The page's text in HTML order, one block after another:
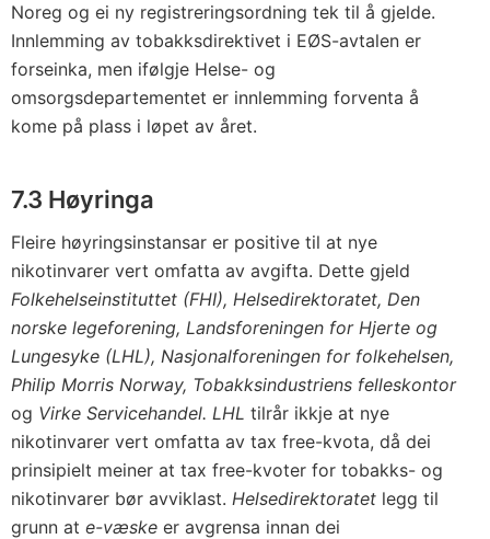
Noreg og ei ny registreringsordning tek til å gjelde.
Innlemming av tobakksdirektivet i EØS-avtalen er
forseinka, men ifølgje Helse- og
omsorgsdepartementet er innlemming forventa å
kome på plass i løpet av året.
7.3 Høyringa
Fleire høyringsinstansar er positive til at nye
nikotinvarer vert omfatta av avgifta. Dette gjeld
Folkehelseinstituttet (FHI), Helsedirektoratet, Den
norske legeforening, Landsforeningen for Hjerte og
Lungesyke (LHL), Nasjonalforeningen for folkehelsen,
Philip Morris Norway, Tobakksindustriens felleskontor
og Virke Servicehandel. LHL tilrår ikkje at nye
nikotinvarer vert omfatta av tax free-kvota, då dei
prinsipielt meiner at tax free-kvoter for tobakks- og
nikotinvarer bør avviklast. Helsedirektoratet legg til
grunn at e-væske er avgrensa innan dei